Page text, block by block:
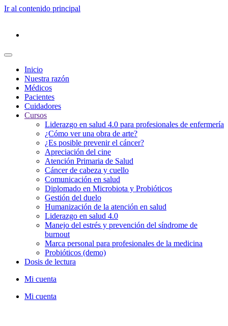
Ir al contenido principal
Inicio
Nuestra razón
Médicos
Pacientes
Cuidadores
Cursos
Liderazgo en salud 4.0 para profesionales de enfermería
¿Cómo ver una obra de arte?
¿Es posible prevenir el cáncer?
Apreciación del cine
Atención Primaria de Salud
Cáncer de cabeza y cuello
Comunicación en salud
Diplomado en Microbiota y Probióticos
Gestión del duelo
Humanización de la atención en salud
Liderazgo en salud 4.0
Manejo del estrés y prevención del síndrome de
burnout
Marca personal para profesionales de la medicina
Probióticos (demo)
Dosis de lectura
Mi cuenta
Mi cuenta